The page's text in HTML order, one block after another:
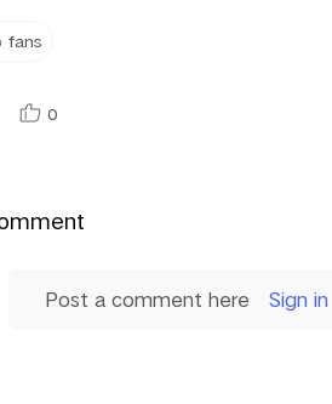
fans
0
Post a comment here Sign in